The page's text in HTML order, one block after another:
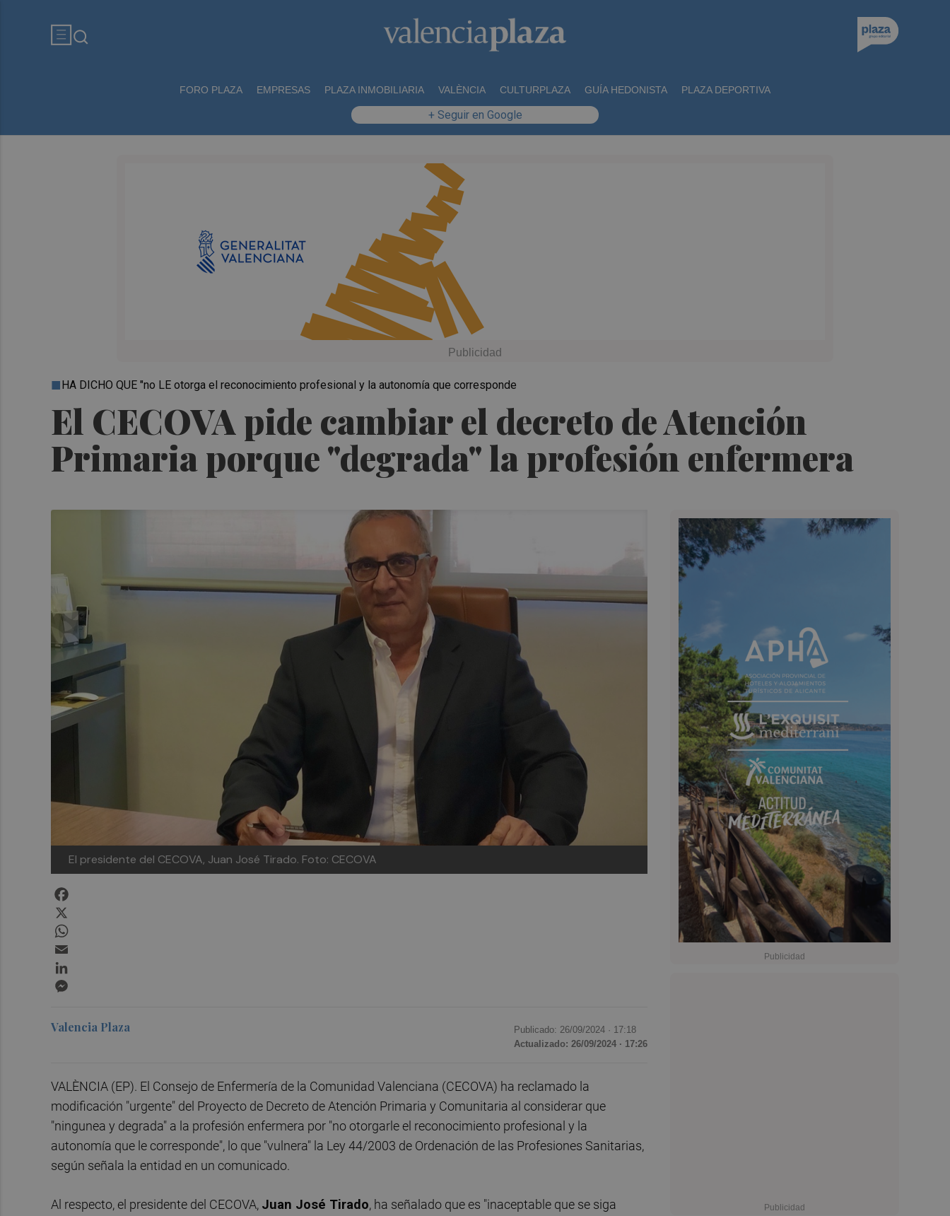
FORO PLAZA EMPRESAS PLAZA INMOBILIARIA VALÈNCIA CULTURPLAZA GUÍA HEDONISTA PLAZA DEPORTIVA
+ Seguir en Google
El CECOVA pide cambiar el decreto de Atención
Primaria porque "degrada" la profesión enfermera
HA DICHO QUE "no LE otorga el reconocimiento profesional y la autonomía que corresponde
El presidente del CECOVA, Juan José Tirado. Foto: CECOVA
Valencia Plaza Publicado: 26/09/2024 · 17:18
Actualizado: 26/09/2024 · 17:26
VALÈNCIA (EP). El Consejo de Enfermería de la Comunidad Valenciana (CECOVA) ha reclamado la
modificación "urgente" del Proyecto de Decreto de Atención Primaria y Comunitaria al considerar que
"ningunea y degrada" a la profesión enfermera por "no otorgarle el reconocimiento profesional y la
autonomía que le corresponde", lo que "vulnera" la Ley 44/2003 de Ordenación de las Profesiones Sanitarias,
según señala la entidad en un comunicado.
Al respecto, el presidente del CECOVA, Juan José Tirado, ha señalado que es "inaceptable que se siga